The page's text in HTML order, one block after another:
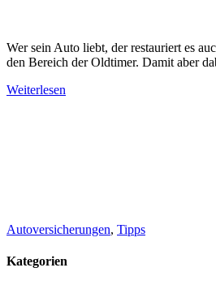
Wer sein Auto liebt, der restauriert es
den Bereich der Oldtimer. Damit aber
Weiterlesen
Autoversicherungen, Tipps
Kategorien